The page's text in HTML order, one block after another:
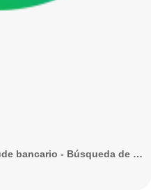
🔎 interponer una demanda fraude bancario - Búsqueda de Google